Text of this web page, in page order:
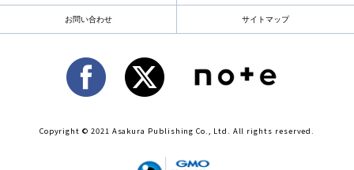
お問い合わせ サイトマップ
Copyright © 2021 Asakura Publishing Co., Ltd. All rights reserved.